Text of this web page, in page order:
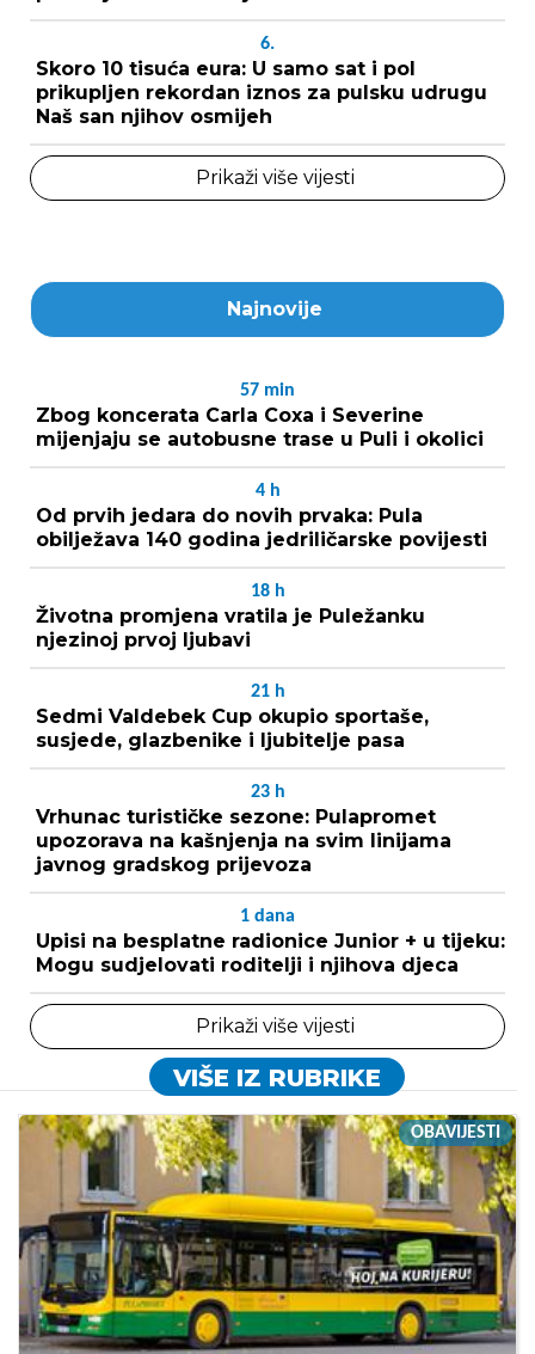
6.
Skoro 10 tisuća eura: U samo sat i pol
prikupljen rekordan iznos za pulsku udrugu
Naš san njihov osmijeh
Prikaži više vijesti
Najnovije
57 min
Zbog koncerata Carla Coxa i Severine
mijenjaju se autobusne trase u Puli i okolici
4 h
Od prvih jedara do novih prvaka: Pula
obilježava 140 godina jedriličarske povijesti
18 h
Životna promjena vratila je Puležanku
njezinoj prvoj ljubavi
21 h
Sedmi Valdebek Cup okupio sportaše,
susjede, glazbenike i ljubitelje pasa
23 h
Vrhunac turističke sezone: Pulapromet
upozorava na kašnjenja na svim linijama
javnog gradskog prijevoza
1 dana
Upisi na besplatne radionice Junior + u tijeku:
Mogu sudjelovati roditelji i njihova djeca
Prikaži više vijesti
VIŠE IZ RUBRIKE
OBAVIJESTI